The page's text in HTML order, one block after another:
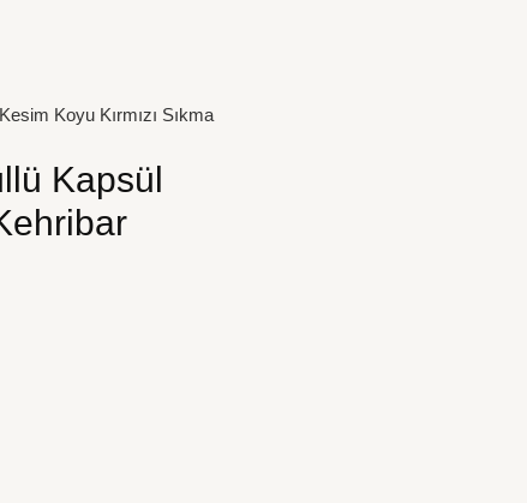
Koyu Kırmızı Sıkma
Kapsül